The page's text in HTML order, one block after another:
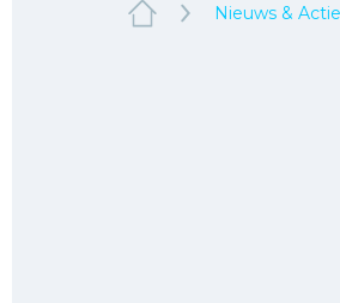
Nieuws &